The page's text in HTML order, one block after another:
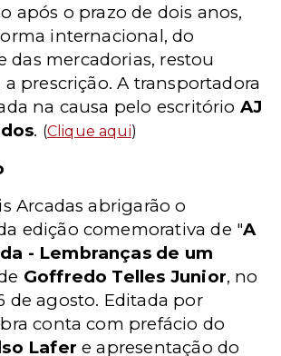
após o prazo de dois anos,
internacional, do
das mercadorias, restou
a prescrição. A transportadora
na causa pelo escritório AJ
. (Clique aqui)
Arcadas abrigarão o
edição comemorativa de "A
- Lembranças de um
Goffredo Telles Junior, no
de agosto. Editada por
conta com prefácio do
Lafer e apresentação do